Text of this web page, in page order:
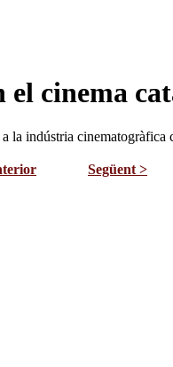
el cinema
la indústria cinematogràfica
Següent >